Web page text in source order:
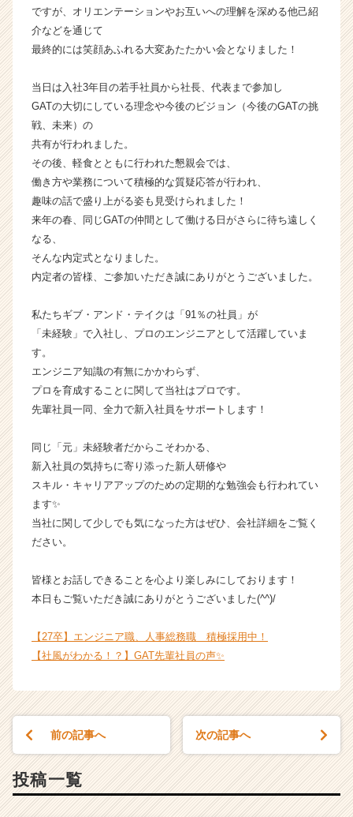
業
ら
ス
が
届
く
就
サ
ア
キ
リ
ア
（C
e
r
C
r
ですが、オリエンテーションやお互いへの理解を深める他己紹
介などを通じて
最終的には笑顔あふれる大変あたたかい会となりました！
当日は入社3年目の若手社員から社長、代表まで参加し
GATの大切にしている理念や今後のビジョン（今後のGATの挑
戦、未来）の
共有が行われました。
その後、軽食とともに行われた懇親会では、
働き方や業務について積極的な質疑応答が行われ、
趣味の話で盛り上がる姿も見受けられました！
来年の春、同じGATの仲間として働ける日がさらに待ち遠しく
なる、
そんな内定式となりました。
内定者の皆様、ご参加いただき誠にありがとうございました。
私たちギブ・アンド・テイクは「91％の社員」が
「未経験」で入社し、プロのエンジニアとして活躍していま
す。
エンジニア知識の有無にかかわらず、
プロを育成することに関して当社はプロです。
先輩社員一同、全力で新入社員をサポートします！
同じ「元」未経験者だからこそわかる、
新入社員の気持ちに寄り添った新人研修や
スキル・キャリアアップのための定期的な勉強会も行われてい
ます✨
当社に関して少しでも気になった方はぜひ、会社詳細をご覧く
ださい。
皆様とお話しできることを心より楽しみにしております！
本日もご覧いただき誠にありがとうございました(^^)/
【27卒】エンジニア職、人事総務職 積極採用中！
【社風がわかる！？】GAT先輩社員の声✨
前の記事へ 次の記事へ
投稿一覧